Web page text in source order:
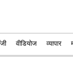
वीडियोज व्यापार